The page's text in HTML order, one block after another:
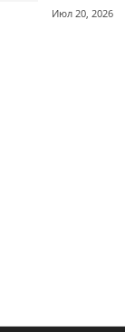
Июл 20, 2026